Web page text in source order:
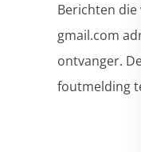
Berichten
gmail.com
ontvanger.
foutmelding